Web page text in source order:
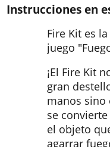
Instrucciones en
Fire Kit es
juego
¡El Fire Kit
gran
manos sino
se
el objeto
agarrar